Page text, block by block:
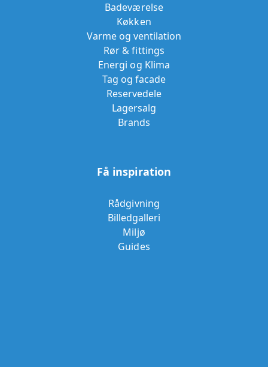
Badeværelse
Køkken
Varme og ventilation
Rør & fittings
Energi og Klima
Tag og facade
Reservedele
Lagersalg
Brands
Få inspiration
Rådgivning
Billedgalleri
Miljø
Guides